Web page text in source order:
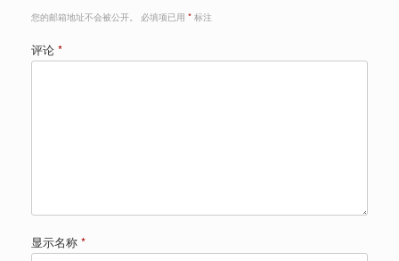
您的邮箱地址不会被公开。 必填项已用 * 标注
评论 *
显示名称 *